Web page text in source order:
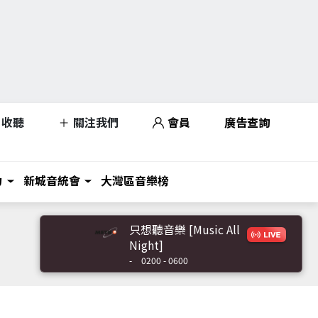
收聽 關注我們 會員 廣告查詢
新城音統會 大灣區音樂榜
只想聽音樂 [Music All
Night]
- 0200 - 0600